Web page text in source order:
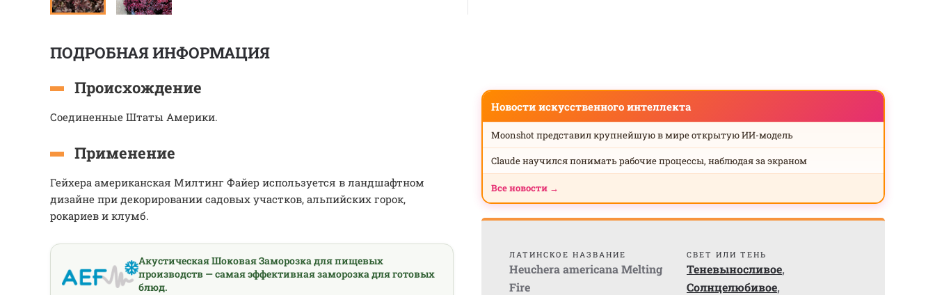
ПОДРОБНАЯ ИНФОРМАЦИЯ
Происхождение
Соединенные Штаты Америки.
Применение
Гейхера американская Милтинг Файер используется в ландшафтном
дизайне при декорировании садовых участков, альпийских горок,
рокариев и клумб.
Акустическая Шоковая Заморозка для пищевых
производств — самая эффективная заморозка для готовых
блюд.
Новости искусственного интеллекта
Moonshot представил крупнейшую в мире открытую ИИ-модель
Claude научился понимать рабочие процессы, наблюдая за экраном
Все новости →
ЛАТИНСКОЕ НАЗВАНИЕ
Heuchera americana Melting
Fire
СВЕТ ИЛИ ТЕНЬ
Теневыносливое,
Солнцелюбивое,